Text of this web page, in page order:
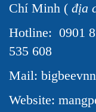
Chí Minh ( địa
Hotline: 0901
535 608
Mail:
Website: